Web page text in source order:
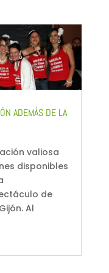
ADEMÁS DE LA
valiosa
disponibles
de
Al